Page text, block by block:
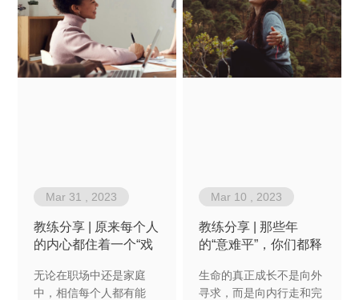
Mar 31 , 2023
教练分享 | 原来每个人
的内心都住着一个“戏
无论在职场中还是家庭
中，相信每个人都有能
Mar 10 , 2023
教练分享 | 那些年
的“意难平”，你们都释
生命的真正成长不是向外
寻求，而是向内行走和完